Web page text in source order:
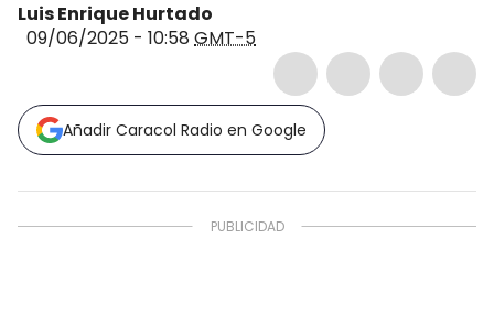
Luis Enrique Hurtado
09/06/2025 - 10:58 GMT-5
Añadir Caracol Radio en Google